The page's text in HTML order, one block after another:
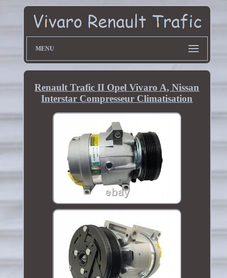
MENU
Renault Trafic II Opel Vivaro A, Nissan
Interstar Compresseur Climatisation